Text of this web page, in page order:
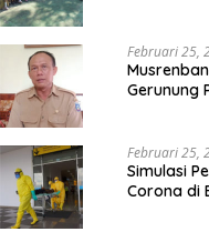
Februari 25,
Gerunung
Februari 25,
Simulasi
Corona di